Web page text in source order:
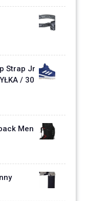
Strap Jr
/ 30
Men